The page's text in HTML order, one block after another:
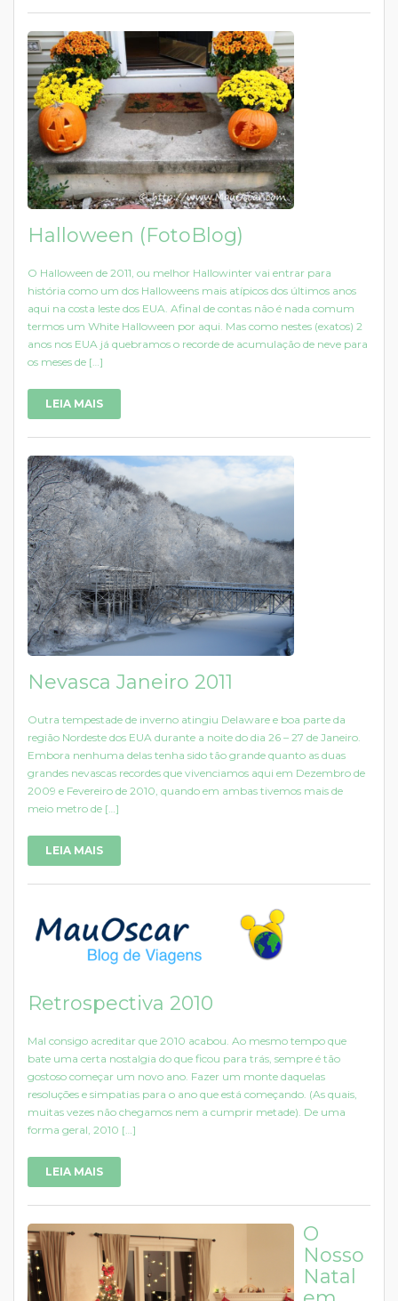
Halloween (FotoBlog)
O Halloween de 2011, ou melhor Hallowinter vai entrar para
história como um dos Halloweens mais atípicos dos últimos anos
aqui na costa leste dos EUA. Afinal de contas não é nada comum
termos um White Halloween por aqui. Mas como nestes (exatos) 2
anos nos EUA já quebramos o recorde de acumulação de neve para
os meses de […]
LEIA MAIS
Nevasca Janeiro 2011
Outra tempestade de inverno atingiu Delaware e boa parte da
região Nordeste dos EUA durante a noite do dia 26 – 27 de Janeiro.
Embora nenhuma delas tenha sido tão grande quanto as duas
grandes nevascas recordes que vivenciamos aqui em Dezembro de
2009 e Fevereiro de 2010, quando em ambas tivemos mais de
meio metro de […]
LEIA MAIS
Retrospectiva 2010
Mal consigo acreditar que 2010 acabou. Ao mesmo tempo que
bate uma certa nostalgia do que ficou para trás, sempre é tão
gostoso começar um novo ano. Fazer um monte daquelas
resoluções e simpatias para o ano que está começando. (As quais,
muitas vezes não chegamos nem a cumprir metade). De uma
forma geral, 2010 […]
LEIA MAIS
O
Nosso
Natal